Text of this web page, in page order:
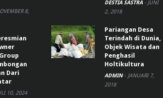
8,
Dari
10, 2024
DESTIA SASTRA - JUNI
2, 2018
Pariangan Desa
Terindah di Dunia,
Objek Wisata dan
Penghasil
Holtikultura
ADMIN - JANUARI 7,
2018